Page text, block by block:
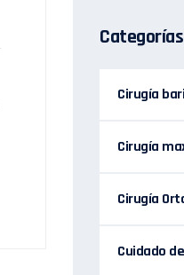
Categorías
Cirugía
Cirugía
Cirugía
Cuidado